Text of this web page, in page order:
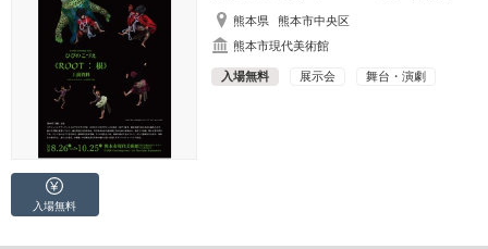
熊本県
熊本市中央区
熊本市現代美術館
入場無料 展示会 舞台・演劇
入場無料